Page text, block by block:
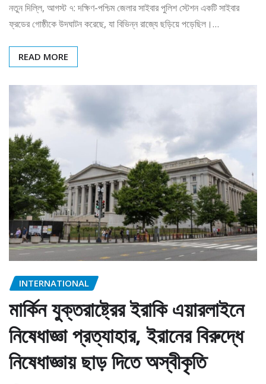
নতুন দিল্লি, আগস্ট ৭: দক্ষিণ-পশ্চিম জেলার সাইবার পুলিশ স্টেশন একটি সাইবার
ফ্রডের গোষ্ঠীকে উদঘাটন করেছে, যা বিভিন্ন রাজ্যে ছড়িয়ে পড়েছিল।…
READ MORE
INTERNATIONAL
মার্কিন যুক্তরাষ্ট্রের ইরাকি এয়ারলাইনে
নিষেধাজ্ঞা প্রত্যাহার, ইরানের বিরুদ্ধে
নিষেধাজ্ঞায় ছাড় দিতে অস্বীকৃতি